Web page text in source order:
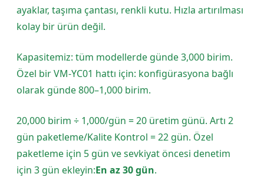
ayaklar, taşıma çantası, renkli kutu. Hızla artırılması
kolay bir ürün değil.
Kapasitemiz: tüm modellerde günde 3,000 birim.
Özel bir VM-YC01 hattı için: konfigürasyona bağlı
olarak günde 800–1,000 birim.
20,000 birim ÷ 1,000/gün = 20 üretim günü. Artı 2
gün paketleme/Kalite Kontrol = 22 gün. Özel
paketleme için 5 gün ve sevkiyat öncesi denetim
için 3 gün ekleyin:En az 30 gün.